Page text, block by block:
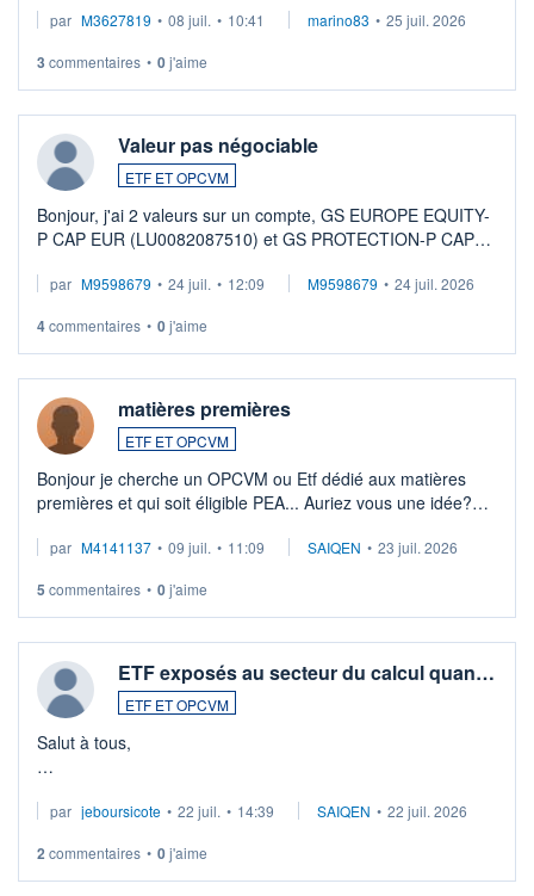
par M3627819 • 08 juil. • 10:41 marino83 • 25 juil. 2026
3 commentaires • 0j'aime
Valeur pas négociable
ETF ET OPCVM
Bonjour, j'ai 2 valeurs sur un compte, GS EUROPE EQUITY-
P CAP EUR (LU0082087510) et GS PROTECTION-P CAP
veux procéder à la vente, on me signale ...
par M9598679 • 24 juil. • 12:09 M9598679 • 24 juil. 2026
4commentaires • 0j'aime
matières premières
ETF ET OPCVM
Bonjour je cherche un OPCVM ou Etf dédié aux matières
premières et qui soit éligible PEA... Auriez vous une idée?
par M4141137 • 09 juil. • 11:09 SAIQEN • 23 juil. 2026
5 commentaires • 0j'aime
ETF exposés au secteur du calcul quan…
ETF ET OPCVM
Salut à tous,
via un ETF plutôt que des actions individuelles.
Idéalement, je voudrais qu'il soit éligible au PEA.
par jeboursicote • 22 juil. • 14:39 SAIQEN • 22 juil. 2026
2 commentaires • 0j'aime